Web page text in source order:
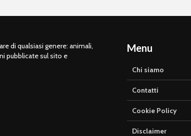
di qualsiasi genere: animali,
pubblicate sul sito e
Menu
Chi siamo
Contatti
Cookie Policy
Disclaimer